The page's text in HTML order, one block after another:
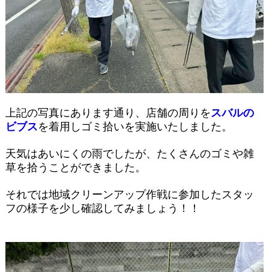
上記の写真にあります通り、店舗の周りをスバルの
ビブスを着用しゴミ拾いを実施いたしました。
天気はあいにくの雨でしたが、たくさんのゴミや雑
草を拾うことができました。
それでは地域クリーンアップ作戦に参加したスタッ
フの様子を少し確認してみましょう！！